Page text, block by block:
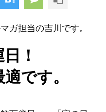
ガ担当の吉川です。
！
です。